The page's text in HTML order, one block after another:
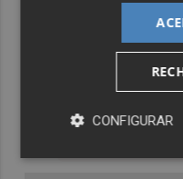
CONFIGURAR